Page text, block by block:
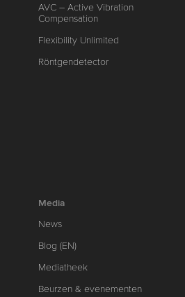
AVC – Active Vibration
Compensation
Flexibility Unlimited
Röntgendetector
Media
News
Blog (EN)
Mediatheek
Beurzen & evenementen